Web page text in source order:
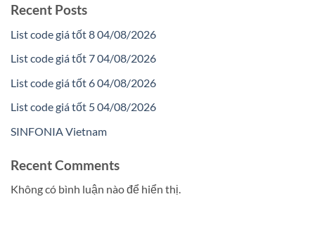
Recent Posts
List code giá tốt 8 04/08/2026
List code giá tốt 7 04/08/2026
List code giá tốt 6 04/08/2026
List code giá tốt 5 04/08/2026
SINFONIA Vietnam
Recent Comments
Không có bình luận nào để hiển thị.